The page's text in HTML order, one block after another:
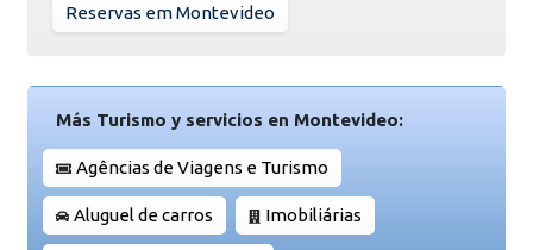
Reservas em Montevideo
Más Turismo y servicios en Montevideo:
Agências de Viagens e Turismo
Aluguel de carros Imobiliárias